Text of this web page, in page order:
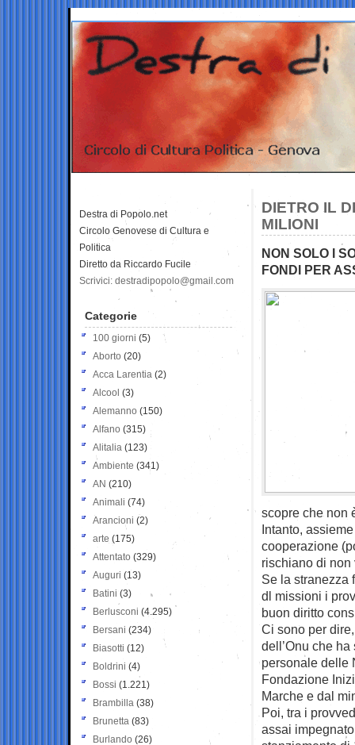
DIETRO IL
MILIONI
NON SOLO I
FONDI PER
scopre che non
Intanto,
cooperazione
rischiano di
Se la stranezza
dl missioni i
buon diritto
Ci sono per
dell’Onu che
personale delle
Fondazione
Marche e dal
Poi, tra i
assai
Destra di Popolo.net
Circolo Genovese di Cultura e
Politica
Diretto da Riccardo Fucile
Scrivici: destradipopolo@gmail.com
Categorie
100 giorni (5)
Aborto (20)
Acca Larentia (2)
Alcool (3)
Alemanno (150)
Alfano (315)
Alitalia (123)
Ambiente (341)
AN (210)
Animali (74)
Arancioni (2)
arte (175)
Attentato (329)
Auguri (13)
Batini (3)
Berlusconi (4.295)
Bersani (234)
Biasotti (12)
Boldrini (4)
Bossi (1.221)
Brambilla (38)
Brunetta (83)
Burlando (26)